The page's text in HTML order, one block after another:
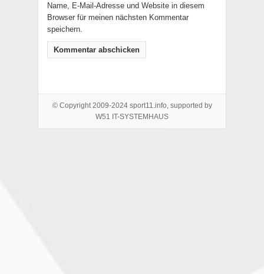
Name, E-Mail-Adresse und Website in diesem
Browser für meinen nächsten Kommentar
speichern.
© Copyright 2009-2024 sport11.info, supported by
W51 IT-SYSTEMHAUS